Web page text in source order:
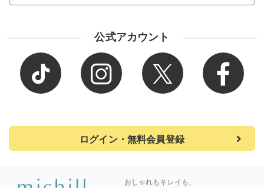
公式アカウント
ログイン・無料会員登録
おしゃれもキレイも、